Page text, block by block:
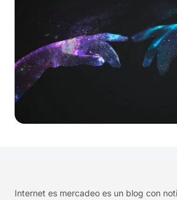
Internet es mercadeo es un blog con